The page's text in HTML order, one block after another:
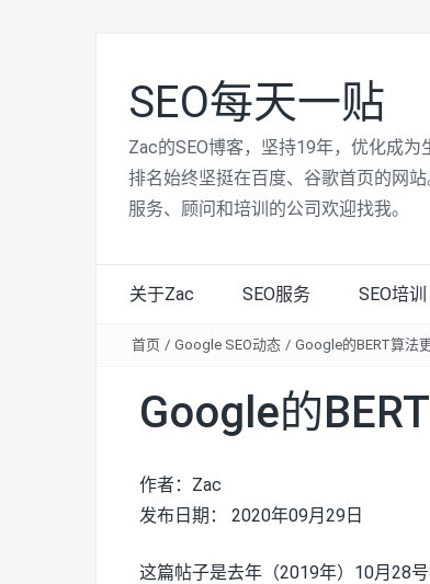
SEO每天一贴
Zac的SEO博客，坚持19年，优化成为
排名始终坚挺在百度、谷歌首页的网站
服务、顾问和培训的公司欢迎找我。
关于Zac SEO服务 SEO培训
首页 / Google SEO动态 / Google的BERT算法
Google的
作者：Zac
发布日期： 2020年09月29日
这篇帖子是去年（2019年）10月28